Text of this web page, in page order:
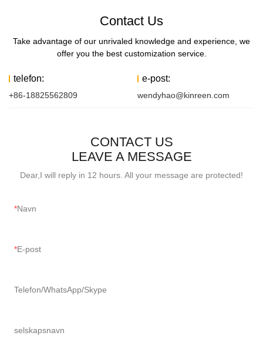
Contact Us
Take advantage of our unrivaled knowledge and experience, we
offer you the best customization service.
telefon:
+86-18825562809
e-post:
wendyhao@kinreen.com
CONTACT US
LEAVE A MESSAGE
Dear,I will reply in 12 hours. All your message are protected!
Navn
E-post
Telefon/WhatsApp/Skype
selskapsnavn